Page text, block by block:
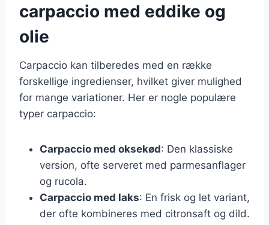
carpaccio med eddike og
olie
Carpaccio kan tilberedes med en række
forskellige ingredienser, hvilket giver mulighed
for mange variationer. Her er nogle populære
typer carpaccio:
Carpaccio med oksekød: Den klassiske
version, ofte serveret med parmesanflager
og rucola.
Carpaccio med laks: En frisk og let variant,
der ofte kombineres med citronsaft og dild.